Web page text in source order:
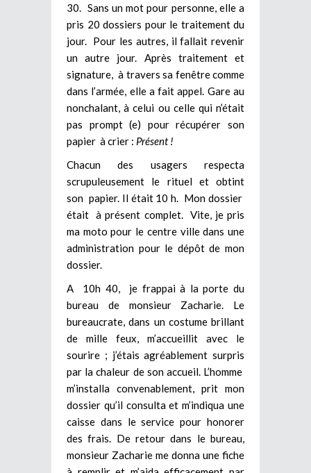
30. Sans un mot pour personne, elle a
pris 20 dossiers pour le traitement du
jour. Pour les autres, il fallait revenir
un autre jour. Après traitement et
signature, à travers sa fenêtre comme
dans l’armée, elle a fait appel. Gare au
nonchalant, à celui ou celle qui n’était
pas prompt (e) pour récupérer son
papier à crier : Présent !
Chacun des usagers respecta
scrupuleusement le rituel et obtint
son papier. Il était 10 h. Mon dossier
était à présent complet. Vite, je pris
ma moto pour le centre ville dans une
administration pour le dépôt de mon
dossier.
A 10h 40, je frappai à la porte du
bureau de monsieur Zacharie. Le
bureaucrate, dans un costume brillant
de mille feux, m’accueillit avec le
sourire ; j’étais agréablement surpris
par la chaleur de son accueil. L’homme
m’installa convenablement, prit mon
dossier qu’il consulta et m’indiqua une
caisse dans le service pour honorer
des frais. De retour dans le bureau,
monsieur Zacharie me donna une fiche